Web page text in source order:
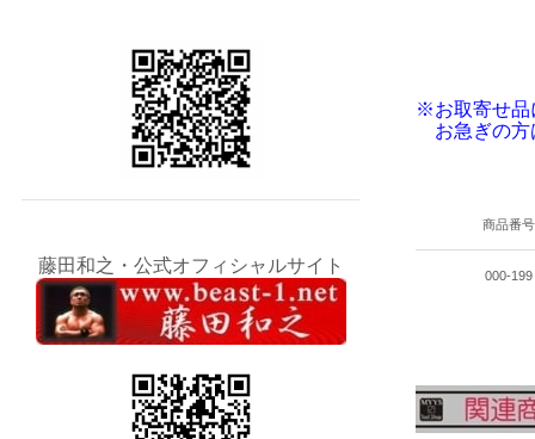
※お取寄せ品
お急ぎの方
商品番号
000-199
藤田和之・公式オフィシャルサイト